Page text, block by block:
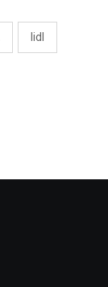
lidl